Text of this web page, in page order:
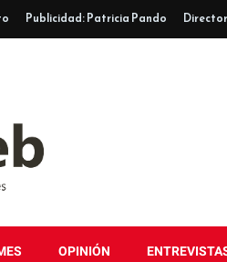
Publicidad: Patricia Pando
OPINIÓN